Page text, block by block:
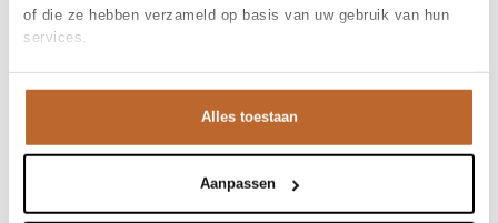
of die ze hebben verzameld op basis van uw gebruik van hun
services.
Alles toestaan
Aanpassen